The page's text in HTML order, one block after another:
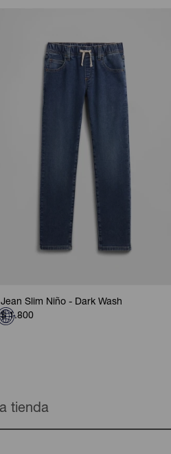
Jean Slim Niño - Dark Wash
$ 1.800
tienda